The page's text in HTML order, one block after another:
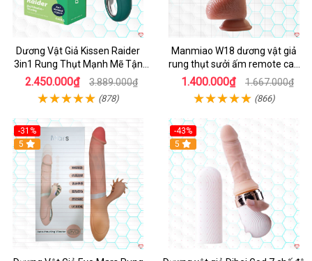
Dương Vật Giả Kissen Raider
3in1 Rung Thụt Mạnh Mẽ Tận
Hưởng
2.450.000₫ 3.889.000₫
(878)
Manmiao W18 dương vật giả
rung thụt sưởi ấm remote cao
cấp
1.400.000₫ 1.667.000₫
(866)
-31%
5
-43%
Hot
5